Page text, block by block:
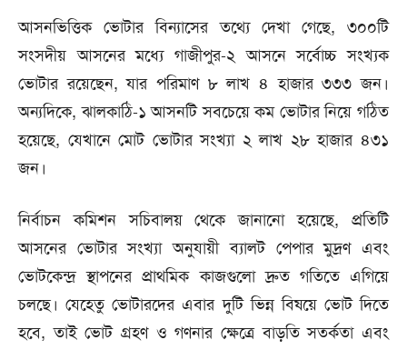
আসনভিত্তিক ভোটার বিন্যাসের তথ্যে দেখা গেছে, ৩০০টি
সংসদীয় আসনের মধ্যে গাজীপুর-২ আসনে সর্বোচ্চ সংখ্যক
ভোটার রয়েছেন, যার পরিমাণ ৮ লাখ ৪ হাজার ৩৩৩ জন।
অন্যদিকে, ঝালকাঠি-১ আসনটি সবচেয়ে কম ভোটার নিয়ে গঠিত
হয়েছে, যেখানে মোট ভোটার সংখ্যা ২ লাখ ২৮ হাজার ৪৩১
জন।
নির্বাচন কমিশন সচিবালয় থেকে জানানো হয়েছে, প্রতিটি
আসনের ভোটার সংখ্যা অনুযায়ী ব্যালট পেপার মুদ্রণ এবং
ভোটকেন্দ্র স্থাপনের প্রাথমিক কাজগুলো দ্রুত গতিতে এগিয়ে
চলছে। যেহেতু ভোটারদের এবার দুটি ভিন্ন বিষয়ে ভোট দিতে
হবে, তাই ভোট গ্রহণ ও গণনার ক্ষেত্রে বাড়তি সতর্কতা এবং